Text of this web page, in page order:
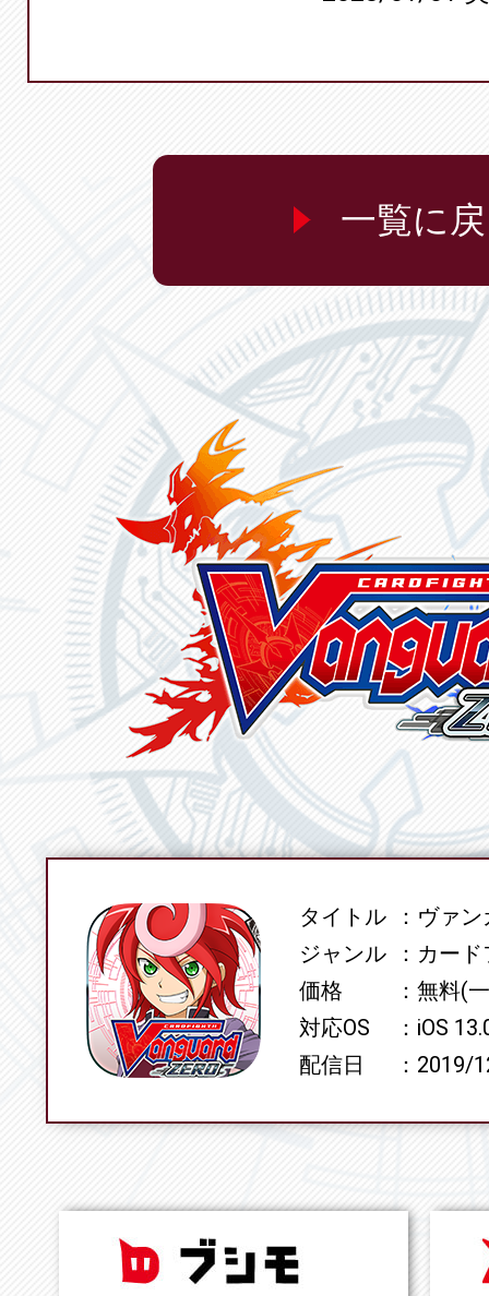
一覧に
SPECタイトル
ヴァン
ジャンル
カード
価格
無料(
対応OS
iOS
配信日
2019/